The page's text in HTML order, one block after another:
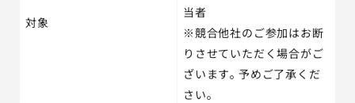
対象
当者
※競合他社のご参加はお断
りさせていただく場合がご
ざいます。予めご了承くだ
さい。